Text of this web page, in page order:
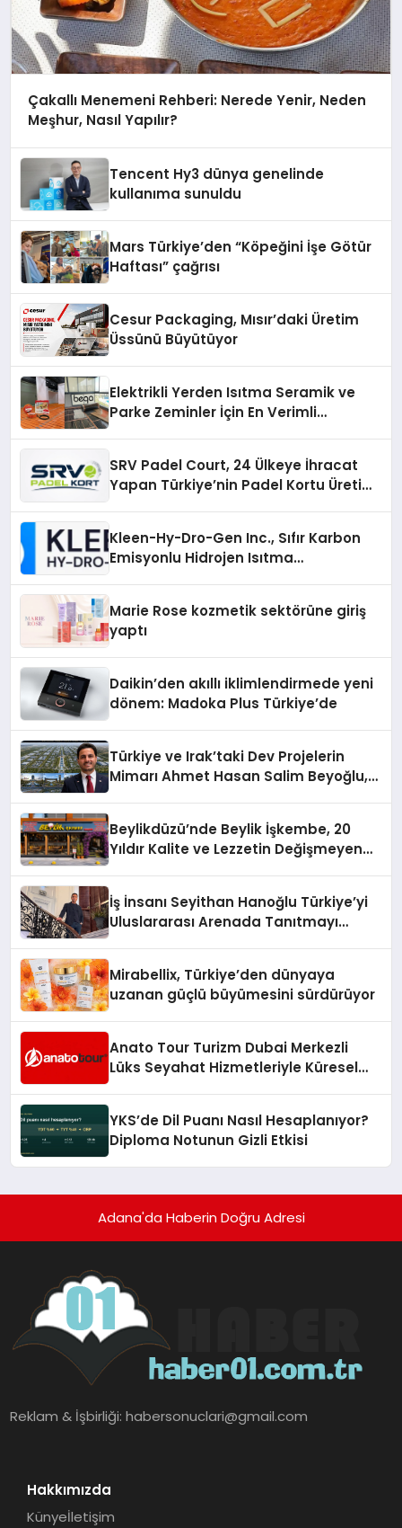
Çakallı Menemeni Rehberi: Nerede Yenir, Neden
Meşhur, Nasıl Yapılır?
Tencent Hy3 dünya genelinde
kullanıma sunuldu
Mars Türkiye’den “Köpeğini İşe Götür
Haftası” çağrısı
Cesur Packaging, Mısır’daki Üretim
Üssünü Büyütüyor
Elektrikli Yerden Isıtma Seramik ve
Parke Zeminler İçin En Verimli
SRV Padel Court, 24 Ülkeye İhracat
Yapan Türkiye’nin Padel Kortu Üretim
Kleen-Hy-Dro-Gen Inc., Sıfır Karbon
Emisyonlu Hidrojen Isıtma
Marie Rose kozmetik sektörüne giriş
yaptı
Daikin’den akıllı iklimlendirmede yeni
dönem: Madoka Plus Türkiye’de
Türkiye ve Irak’taki Dev Projelerin
Mimarı Ahmet Hasan Salim Beyoğlu,
Hayata Geçirecek
Beylikdüzü’nde Beylik İşkembe, 20
Yıldır Kalite ve Lezzetin Değişmeyen
İş İnsanı Seyithan Hanoğlu Türkiye’yi
Uluslararası Arenada Tanıtmayı
Mirabellix, Türkiye’den dünyaya
uzanan güçlü büyümesini sürdürüyor
Anato Tour Turizm Dubai Merkezli
Lüks Seyahat Hizmetleriyle Küresel
YKS’de Dil Puanı Nasıl Hesaplanıyor?
Diploma Notunun Gizli Etkisi
Adana'da Haberin Doğru Adresi
Reklam & İşbirliği:habersonuclari@gmail.com
Hakkımızda
Künyeİletişim